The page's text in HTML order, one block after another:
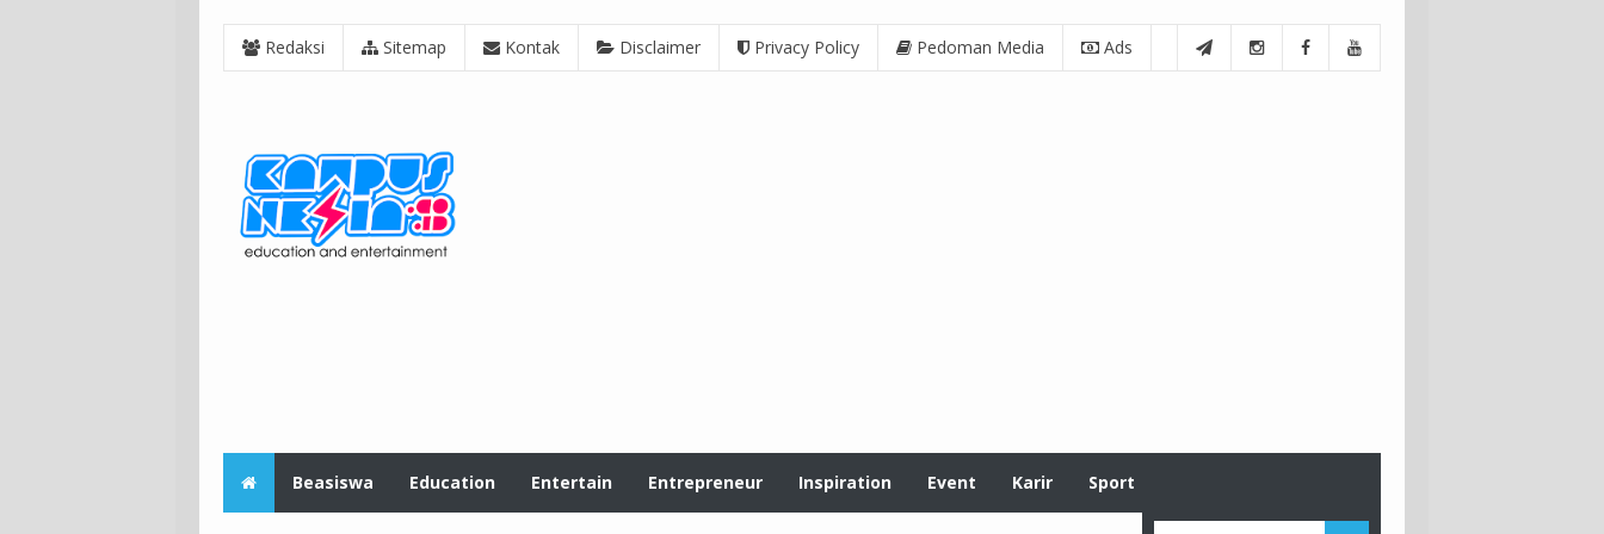
Redaksi Sitemap Kontak Disclaimer Privacy Policy Pedoman Media Ads
Beasiswa Education Entertain Entrepreneur Inspiration Event Karir Sport